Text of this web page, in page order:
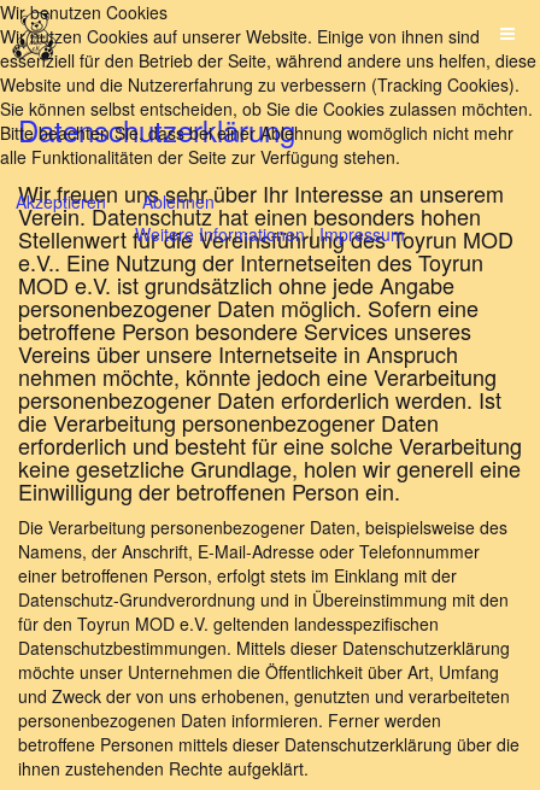
Datenschutzerklärung
Wir freuen uns sehr über Ihr Interesse an unserem
Verein. Datenschutz hat einen besonders hohen
Stellenwert für die Vereinsführung des Toyrun MOD
e.V.. Eine Nutzung der Internetseiten des Toyrun
MOD e.V. ist grundsätzlich ohne jede Angabe
personenbezogener Daten möglich. Sofern eine
betroffene Person besondere Services unseres
Vereins über unsere Internetseite in Anspruch
nehmen möchte, könnte jedoch eine Verarbeitung
personenbezogener Daten erforderlich werden. Ist
die Verarbeitung personenbezogener Daten
erforderlich und besteht für eine solche Verarbeitung
keine gesetzliche Grundlage, holen wir generell eine
Einwilligung der betroffenen Person ein.
Die Verarbeitung personenbezogener Daten, beispielsweise des
Namens, der Anschrift, E-Mail-Adresse oder Telefonnummer
einer betroffenen Person, erfolgt stets im Einklang mit der
Datenschutz-Grundverordnung und in Übereinstimmung mit den
für den Toyrun MOD e.V. geltenden landesspezifischen
Datenschutzbestimmungen. Mittels dieser Datenschutzerklärung
möchte unser Unternehmen die Öffentlichkeit über Art, Umfang
und Zweck der von uns erhobenen, genutzten und verarbeiteten
personenbezogenen Daten informieren. Ferner werden
betroffene Personen mittels dieser Datenschutzerklärung über die
ihnen zustehenden Rechte aufgeklärt.
Wir benutzen Cookies
Wir nutzen Cookies auf unserer Website. Einige von ihnen sind
essenziell für den Betrieb der Seite, während andere uns helfen, diese
Website und die Nutzererfahrung zu verbessern (Tracking Cookies).
Sie können selbst entscheiden, ob Sie die Cookies zulassen möchten.
Bitte beachten Sie, dass bei einer Ablehnung womöglich nicht mehr
alle Funktionalitäten der Seite zur Verfügung stehen.
Akzeptieren
Ablehnen
Weitere Informationen|Impressum